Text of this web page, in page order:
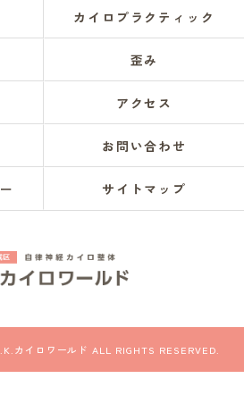
カイロプラクティック
歪み
アクセス
お問い合わせ
サイトマップ
カイロワールド ALL RIGHTS RESERVED.